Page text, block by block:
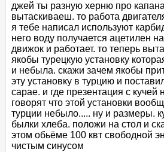
джей ты разную херню про
вытаскиваеш. то работа
я тебе написал используют
него воду получается ацетилен
движок и работает. то теперь
якобы турецкую установку
и небыла. скажи зачем якобы
эту установку в турцию и
сарае. и где презентация с кучей
говорят что этой установки
турции небыло..... ну и размеры.
былки хлеба. положи на стол и
этом обьёме 100 квт свободной
чистым синусом